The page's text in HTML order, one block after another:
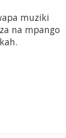
muziki
na mpango